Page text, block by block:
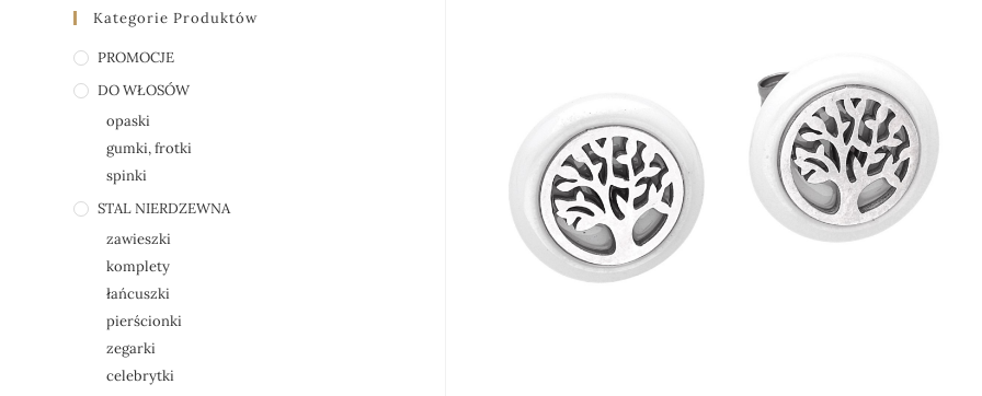
Kategorie Produktów
PROMOCJE
DO WŁOSÓW
opaski
gumki, frotki
spinki
STAL NIERDZEWNA
zawieszki
komplety
łańcuszki
pierścionki
zegarki
celebrytki